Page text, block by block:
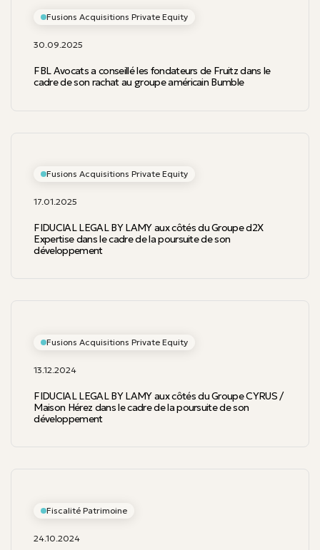
Fusions Acquisitions Private Equity
30.09.2025
FBL Avocats a conseillé les fondateurs de Fruitz dans le
cadre de son rachat au groupe américain Bumble
Fusions Acquisitions Private Equity
17.01.2025
FIDUCIAL LEGAL BY LAMY aux côtés du Groupe d2X
Expertise dans le cadre de la poursuite de son
développement
Fusions Acquisitions Private Equity
13.12.2024
FIDUCIAL LEGAL BY LAMY aux côtés du Groupe CYRUS /
Maison Hérez dans le cadre de la poursuite de son
développement
Fiscalité Patrimoine
24.10.2024